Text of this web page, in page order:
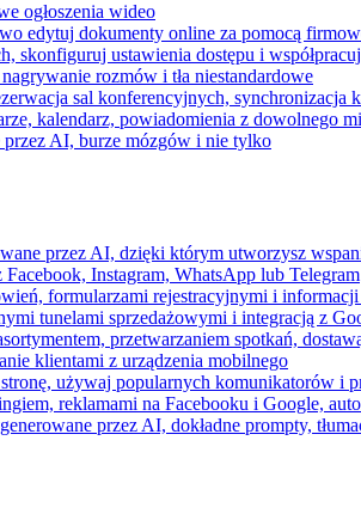
ogłoszenia wideo
edytuj dokumenty online za pomocą
ustawienia dostępu i
rozmów i tła niestandardowe
sal konferencyjnych, synchronizacja
kalendarz, powiadomienia z dowolnego
przez AI, burze mózgów i nie tylko
przez AI, dzięki którym utworzysz
Instagram, WhatsApp lub Telegram
formularzami rejestracyjnymi i
tunelami sprzedażowymi i integracją z
przetwarzaniem spotkań,
klientami z urządzenia mobilnego
używaj popularnych komunikatorów i
reklamami na Facebooku i Google,
przez AI, dokładne prompty,